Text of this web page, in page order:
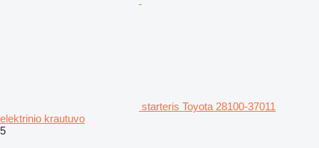
starteris Toyota 28100-37011
elektrinio krautuvo
5